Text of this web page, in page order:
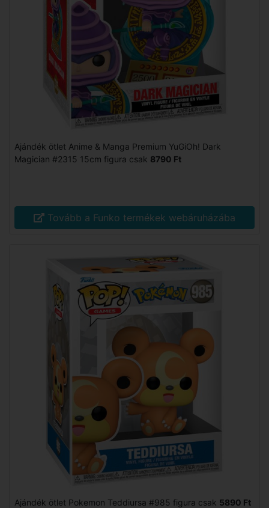
Ajándék ötlet Anime & Manga Premium YuGiOh! Dark
Magician #2315 15cm figura csak 8790 Ft
Tovább a Funko termékek webáruházába
Ajándék ötlet Pokemon Teddiursa #985 figura csak 5890 Ft